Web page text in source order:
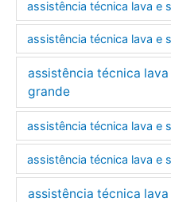
assistência técnica lava e
assistência técnica lava e
assistência técnica
grande
assistência técnica lava e
assistência técnica lava e
assistência técnica